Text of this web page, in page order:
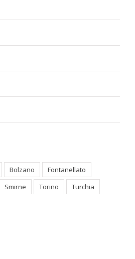
Bolzano
Fontanellato
Smirne Torino
Turchia